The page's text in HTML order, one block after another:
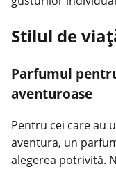
Stilul de
Parfumul
aventuroase
Pentru cei care au
aventura, un
alegerea potrivită.